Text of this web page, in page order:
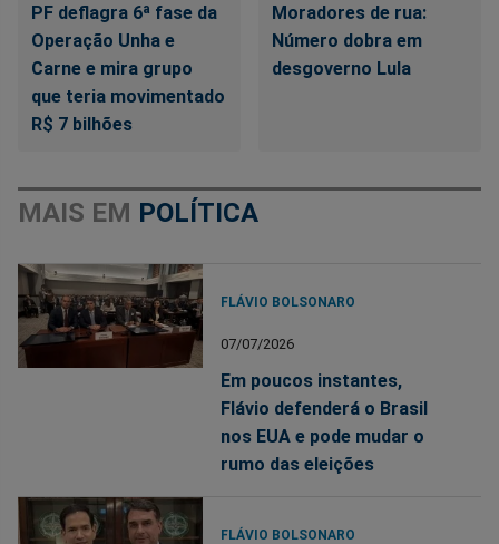
PF deflagra 6ª fase da
Operação Unha e
Carne e mira grupo
que teria movimentado
R$ 7 bilhões
Moradores de rua:
Número dobra em
desgoverno Lula
MAIS EM POLÍTICA
FLÁVIO BOLSONARO
07/07/2026
Em poucos instantes,
Flávio defenderá o Brasil
nos EUA e pode mudar o
rumo das eleições
FLÁVIO BOLSONARO